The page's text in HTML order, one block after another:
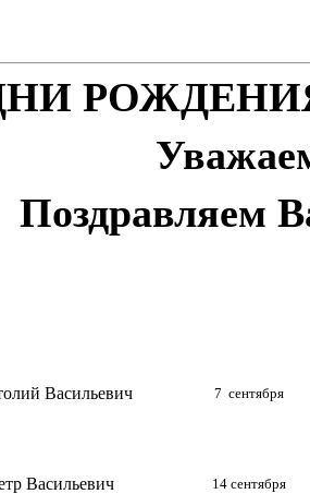
Поздравляем
Васильевич 7 сентября
Васильевич 14 сентября